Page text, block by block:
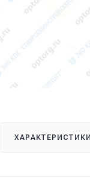
ХАРАКТЕРИСТИКИ